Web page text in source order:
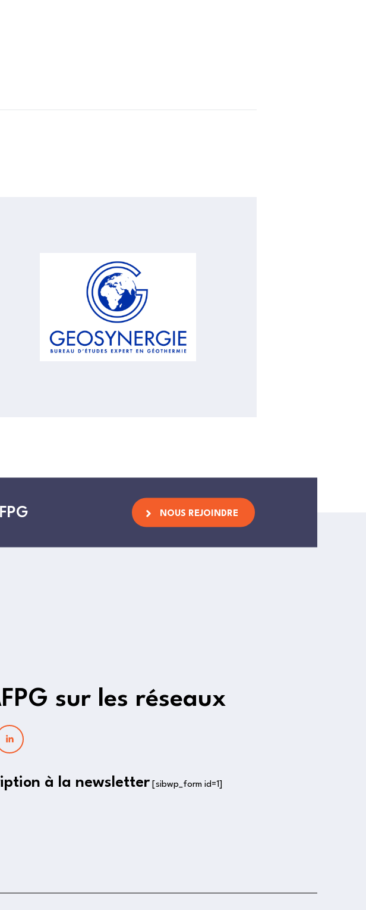
NOUS REJOINDRE
sur les réseaux
à la newsletter [sibwp_form id=1]